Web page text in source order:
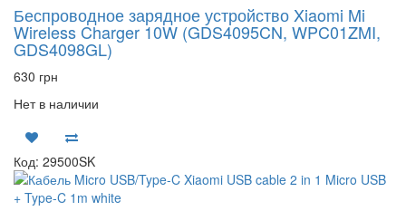
Беспроводное зарядное устройство Xiaomi Mi
Wireless Charger 10W (GDS4095CN, WPC01ZMI,
GDS4098GL)
630 грн
Нет в наличии
Код: 29500SK